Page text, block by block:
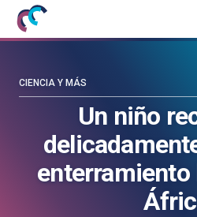
Mujeres
con
blog
Un niño
enterramiento
CIENCIA Y MÁS